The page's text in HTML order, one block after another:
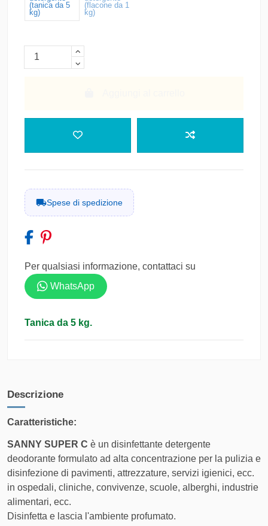
(tanica da 5
kg)
(flacone da 1
kg)
Spese di spedizione
Corriere Espresso Tracciato
lavorativi) con prioprità assoluta - Servizio
tracciato e certificato
Italia ROSSANO
Espresso
Tracciato
lavorativi) con prioprità assoluta -
Servizio tracciato e certificato
FASCIA DI PESO
Prodotto attuale
Da 10.1 kg a 20.1 kg
Da 20.1 kg a 29.9 kg 21,50 €
Corriere
Espresso
consegna stimata in 3-5 giorni e
Per qualsiasi informazione, contattaci su
WhatsApp
Tanica da 5 kg.
Descrizione
Caratteristiche:
SANNY SUPER C è un disinfettante detergente
deodorante formulato ad alta concentrazione per la pulizia e
disinfezione di pavimenti, attrezzature, servizi igienici, ecc.
in ospedali, cliniche, convivenze, scuole, alberghi, industrie
alimentari, ecc.
Disinfetta e lascia l'ambiente profumato.